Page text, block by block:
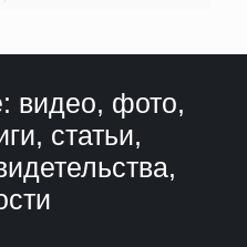
видео, фото,
статьи,